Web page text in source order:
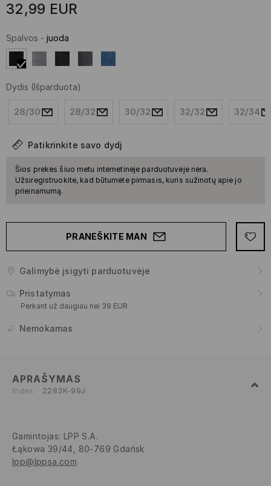
32,99 EUR
Spalvos - juoda
Dydis (Išparduota)
28/30 28/32 30/32 32/32 32/34
Patikrinkite savo dydį
Šios prekės šiuo metu internetinėje parduotuvėje nėra.
Užsiregistruokite, kad būtumėte pirmasis, kuris sužinotų apie jo
prieinamumą.
PRANEŠKITE MAN
Galimybė įsigyti parduotuvėje
Pristatymas
Perkant už daugiau nei 39 EUR
Nemokamas
APRAŠYMAS
Index 2283K-99J
Gamintojas: LPP S.A.
Łąkowa 39/44, 80-769 Gdańsk
lpp@lppsa.com